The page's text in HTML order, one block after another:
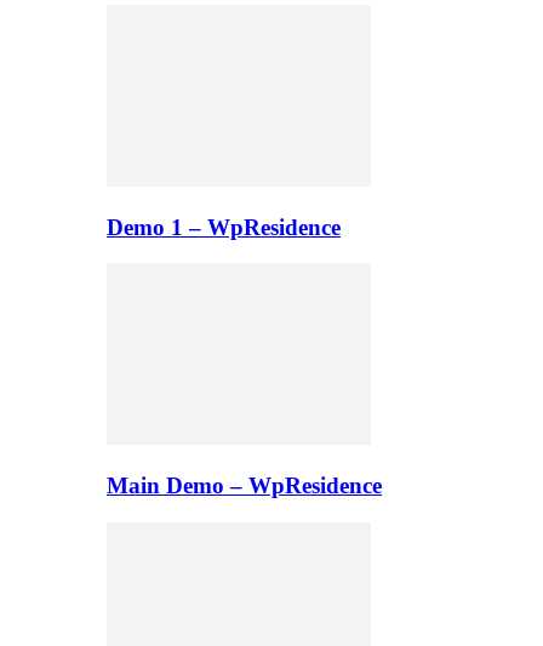
Demo 1 – WpResidence
Main Demo – WpResidence